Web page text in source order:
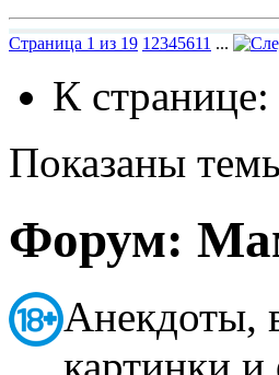
Страница 1 из 19 1 2345611 ...
К странице:
Показаны
Форум:
Анекдоты,